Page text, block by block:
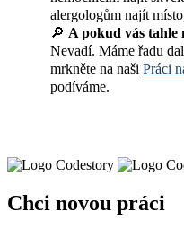
alergologům najít
🔎 A pokud vás tahle
Nevadí. Máme řadu
mrkněte na naši Práci
podíváme.
Chci novou práci